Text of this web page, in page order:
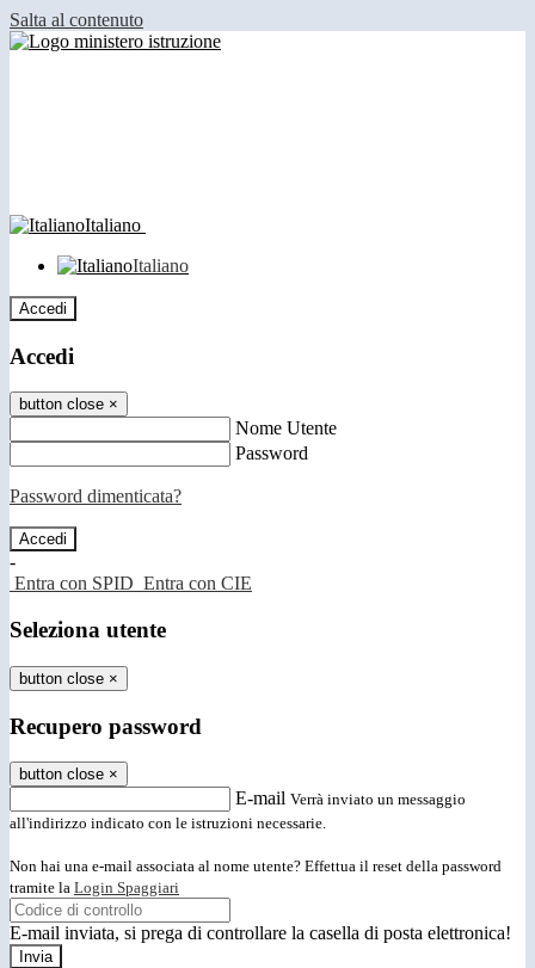
Salta al contenuto
Italiano
Italiano
Accedi
Accedi
button close ×
Nome Utente
Password
Password dimenticata?
-
Entra con SPID Entra con CIE
Seleziona utente
button close ×
Recupero password
button close ×
E-mail Verrà inviato un messaggio
all'indirizzo indicato con le istruzioni necessarie.
Non hai una e-mail associata al nome utente? Effettua il reset della password
tramite la Login Spaggiari
E-mail inviata, si prega di controllare la casella di posta elettronica!